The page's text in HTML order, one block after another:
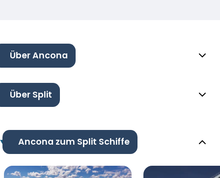
Über Ancona
Über Split
Ancona zum Split Schiffe